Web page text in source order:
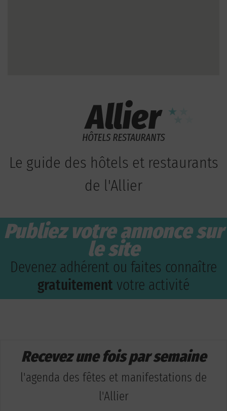
Le guide des hôtels et restaurants
de l'Allier
Publiez votre annonce sur
le site
Devenez adhérent ou faites connaître
gratuitement votre activité
Recevez une fois par semaine
l'agenda des fêtes et manifestations de
l'Allier